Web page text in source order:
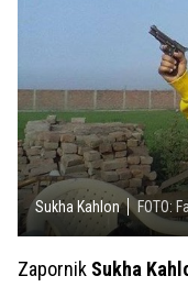
Sukha Kahlon FOTO:
Zapornik Sukha